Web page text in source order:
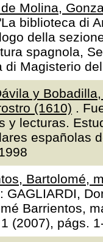
Molina,
biblioteca di
della
spagnola,
di Magisterio
y
(1610) .
y lecturas.
españolas
Bartolomé,
GAGLIARDI,
Barrientos,
(2007), págs.